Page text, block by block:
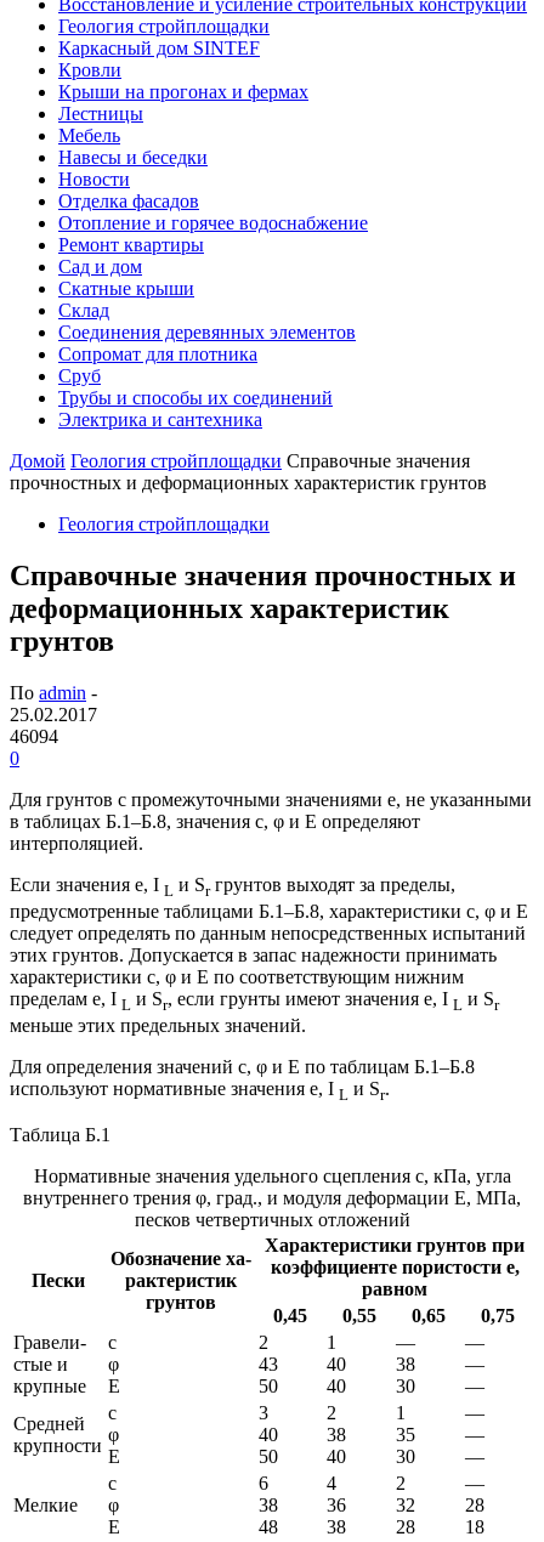
Восстановление и усиление строительных конструкций
Геология стройплощадки
Каркасный дом SINTEF
Кровли
Крыши на прогонах и фермах
Лестницы
Мебель
Навесы и беседки
Новости
Отделка фасадов
Отопление и горячее водоснабжение
Ремонт квартиры
Сад и дом
Скатные крыши
Склад
Соединения деревянных элементов
Сопромат для плотника
Сруб
Трубы и способы их соединений
Электрика и сантехника
Домой Геология стройплощадки Справочные значения
прочностных и деформационных характеристик грунтов
Геология стройплощадки
Справочные значения прочностных и
деформационных характеристик
грунтов
По admin -
25.02.2017
46094
0
Для грунтов с промежуточными значениями е, не указанными
в таблицах Б.1–Б.8, значения с, φ и Е определяют
интерполяцией.
Если значения е, I L и Srгрунтов выходят за пределы,
предусмотренные таблицами Б.1–Б.8, характеристики с, φ и Е
следует определять по данным непосредственных испытаний
этих грунтов. Допускается в запас надежности принимать
характеристики с, φ и Е по соответствующим нижним
пределам е, I L и Sr, если грунты имеют значения е, I L и Sr
меньше этих предельных значений.
Для определения значений с, φ и Е по таблицам Б.1–Б.8
используют нормативные значения е, I L и Sr.
Таблица Б.1
Нормативные значения удельного сцепления с, кПа, угла
внутреннего трения φ, град., и модуля деформации Е, МПа,
песков четвертичных отложений
Пес­ки
Обо­зна­че­ние ха­
рак­те­ри­стик
грун­тов
Ха­рак­те­ри­сти­ки грун­тов при
ко­эф­фи­ци­ен­те по­ри­сто­сти е,
рав­ном
0,45
0,55 0,65
0,75
Гра­ве­ли­
стые и
круп­ные
с
φ
Е
2
43
50
1
40
40
—
38
30
—
—
—
Сред­ней
круп­но­сти
с
φ
Е
3
40
50
2
38
40
1
35
30
—
—
—
Мел­кие
с
φ
Е
6
38
48
4
36
38
2
32
28
—
28
18